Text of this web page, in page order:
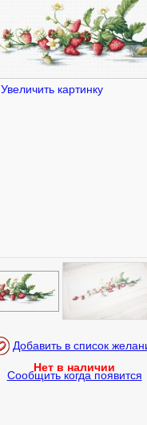
Увеличить картинку
Нет в наличии
Сообщить когда появится